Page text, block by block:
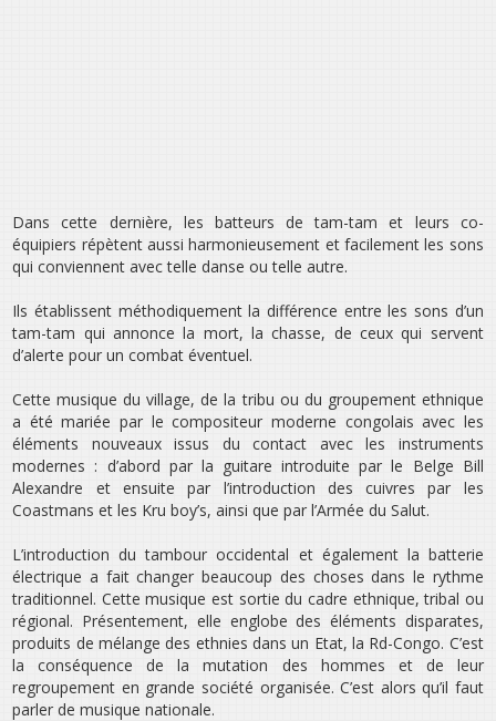
Dans cette dernière, les batteurs de tam-tam et leurs co-
équipiers répètent aussi harmonieusement et facilement les sons
qui conviennent avec telle danse ou telle autre.
Ils établissent méthodiquement la différence entre les sons d’un
tam-tam qui annonce la mort, la chasse, de ceux qui servent
d’alerte pour un combat éventuel.
Cette musique du village, de la tribu ou du groupement ethnique
a été mariée par le compositeur moderne congolais avec les
éléments nouveaux issus du contact avec les instruments
modernes : d’abord par la guitare introduite par le Belge Bill
Alexandre et ensuite par l’introduction des cuivres par les
Coastmans et les Kru boy’s, ainsi que par l’Armée du Salut.
L’introduction du tambour occidental et également la batterie
électrique a fait changer beaucoup des choses dans le rythme
traditionnel. Cette musique est sortie du cadre ethnique, tribal ou
régional. Présentement, elle englobe des éléments disparates,
produits de mélange des ethnies dans un Etat, la Rd-Congo. C’est
la conséquence de la mutation des hommes et de leur
regroupement en grande société organisée. C’est alors qu’il faut
parler de musique nationale.